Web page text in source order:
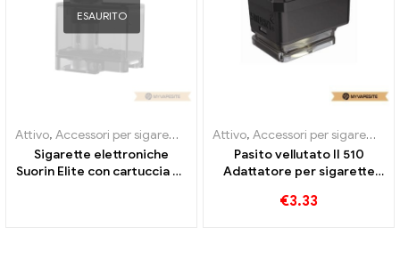
ESAURITO
Attivo, Accessori per sigarette elettroniche ,Evaporatore
Sigarette elettroniche
Suorin Elite con cartuccia da
Attivo, Accessori per sigarette elettroniche
Pasito vellutato II 510
Adattatore per sigarette
Personalizzato
€3.33